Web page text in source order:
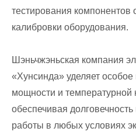
тестирования компонентов
калибровки оборудования.
Шэньчжэньская компания
«Хунсинда» уделяет
мощности и температурной
обеспечивая долговечность
работы в любых условиях